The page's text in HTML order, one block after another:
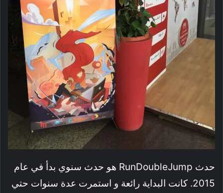
حدث RunDoubleJump هو حدث سنوي بدأ في عام
2015. كانت البداية رائعة و استمرت عدة سنوات حتي